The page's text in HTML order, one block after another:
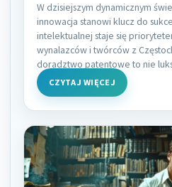
W dzisiejszym dynamicznym
innowacja stanowi klucz do
intelektualnej staje się
wynalazców i twórców z
doradztwo patentowe to nie
CZYTAJ WIĘCEJ